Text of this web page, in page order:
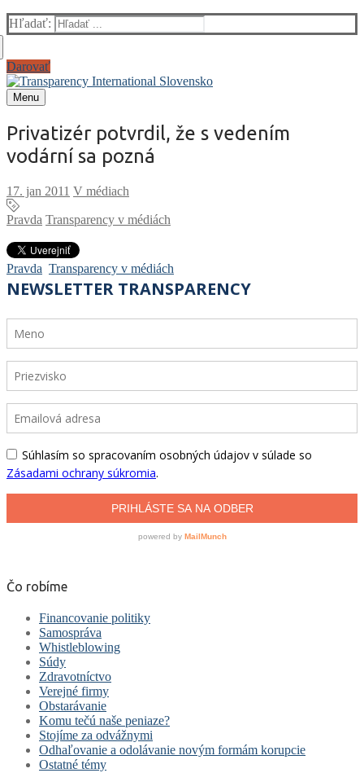
Hľadať:
Darovať
Menu
Privatizér potvrdil, že s vedením
vodární sa pozná
V médiach
Pravda Transparency v médiách
Pravda Transparency v médiách
Čo robíme
Financovanie politiky
Samospráva
Whistleblowing
Súdy
Zdravotníctvo
Verejné firmy
Obstarávanie
Komu tečú naše peniaze?
Stojíme za odvážnymi
Odhaľovanie a odolávanie novým formám korupcie
Ostatné témy